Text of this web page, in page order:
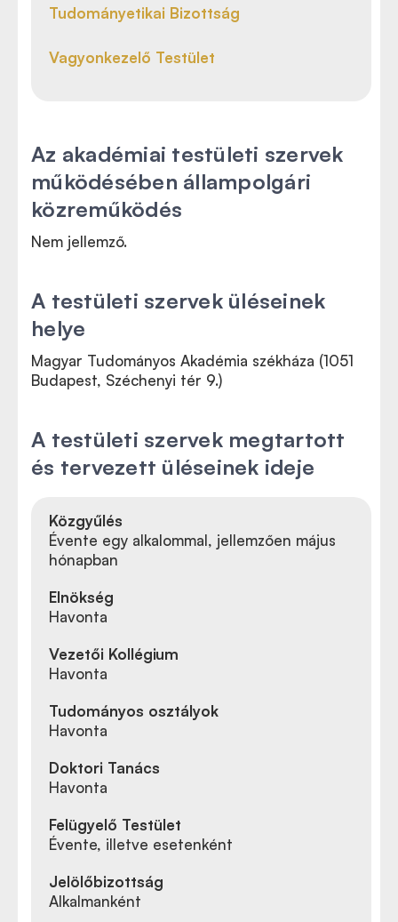
Tudományetikai Bizottság
Vagyonkezelő Testület
Az akadémiai testületi szervek
működésében állampolgári
közreműködés
Nem jellemző.
A testületi szervek üléseinek
helye
Magyar Tudományos Akadémia székháza (1051
Budapest, Széchenyi tér 9.)
A testületi szervek megtartott
és tervezett üléseinek ideje
Közgyűlés
Évente egy alkalommal, jellemzően május
hónapban
Elnökség
Havonta
Vezetői Kollégium
Havonta
Tudományos osztályok
Havonta
Doktori Tanács
Havonta
Felügyelő Testület
Évente, illetve esetenként
Jelölőbizottság
Alkalmanként